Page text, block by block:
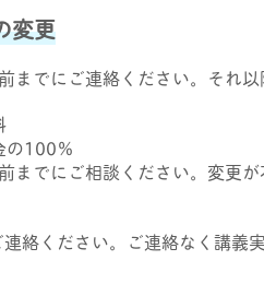
変更
までにご連絡ください。それ
の100％
までにご相談ください。変更
絡ください。ご連絡なく講義